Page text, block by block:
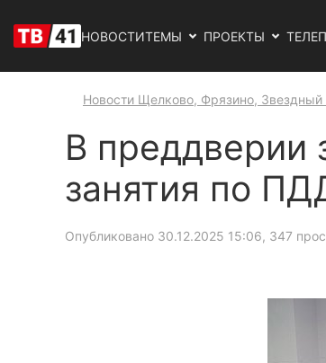
НОВОСТИТЕМЫ ПРОЕКТЫ
Новости Щелково, Фрязино, Звездный
В преддверии
занятия по
Опубликовано 30.12.2025 15:06, 347